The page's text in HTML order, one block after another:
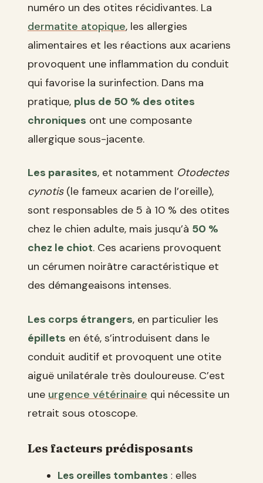
numéro un des otites récidivantes. La
dermatite atopique, les allergies
alimentaires et les réactions aux acariens
provoquent une inflammation du conduit
qui favorise la surinfection. Dans ma
pratique, plus de 50 % des otites
chroniques ont une composante
allergique sous-jacente.
Les parasites, et notamment Otodectes
cynotis(le fameux acarien de l’oreille),
sont responsables de 5 à 10 % des otites
chez le chien adulte, mais jusqu’à 50 %
chez le chiot. Ces acariens provoquent
un cérumen noirâtre caractéristique et
des démangeaisons intenses.
Les corps étrangers, en particulier les
épillets en été, s’introduisent dans le
conduit auditif et provoquent une otite
aiguë unilatérale très douloureuse. C’est
une urgence vétérinaire qui nécessite un
retrait sous otoscope.
Les facteurs prédisposants
Les oreilles tombantes : elles